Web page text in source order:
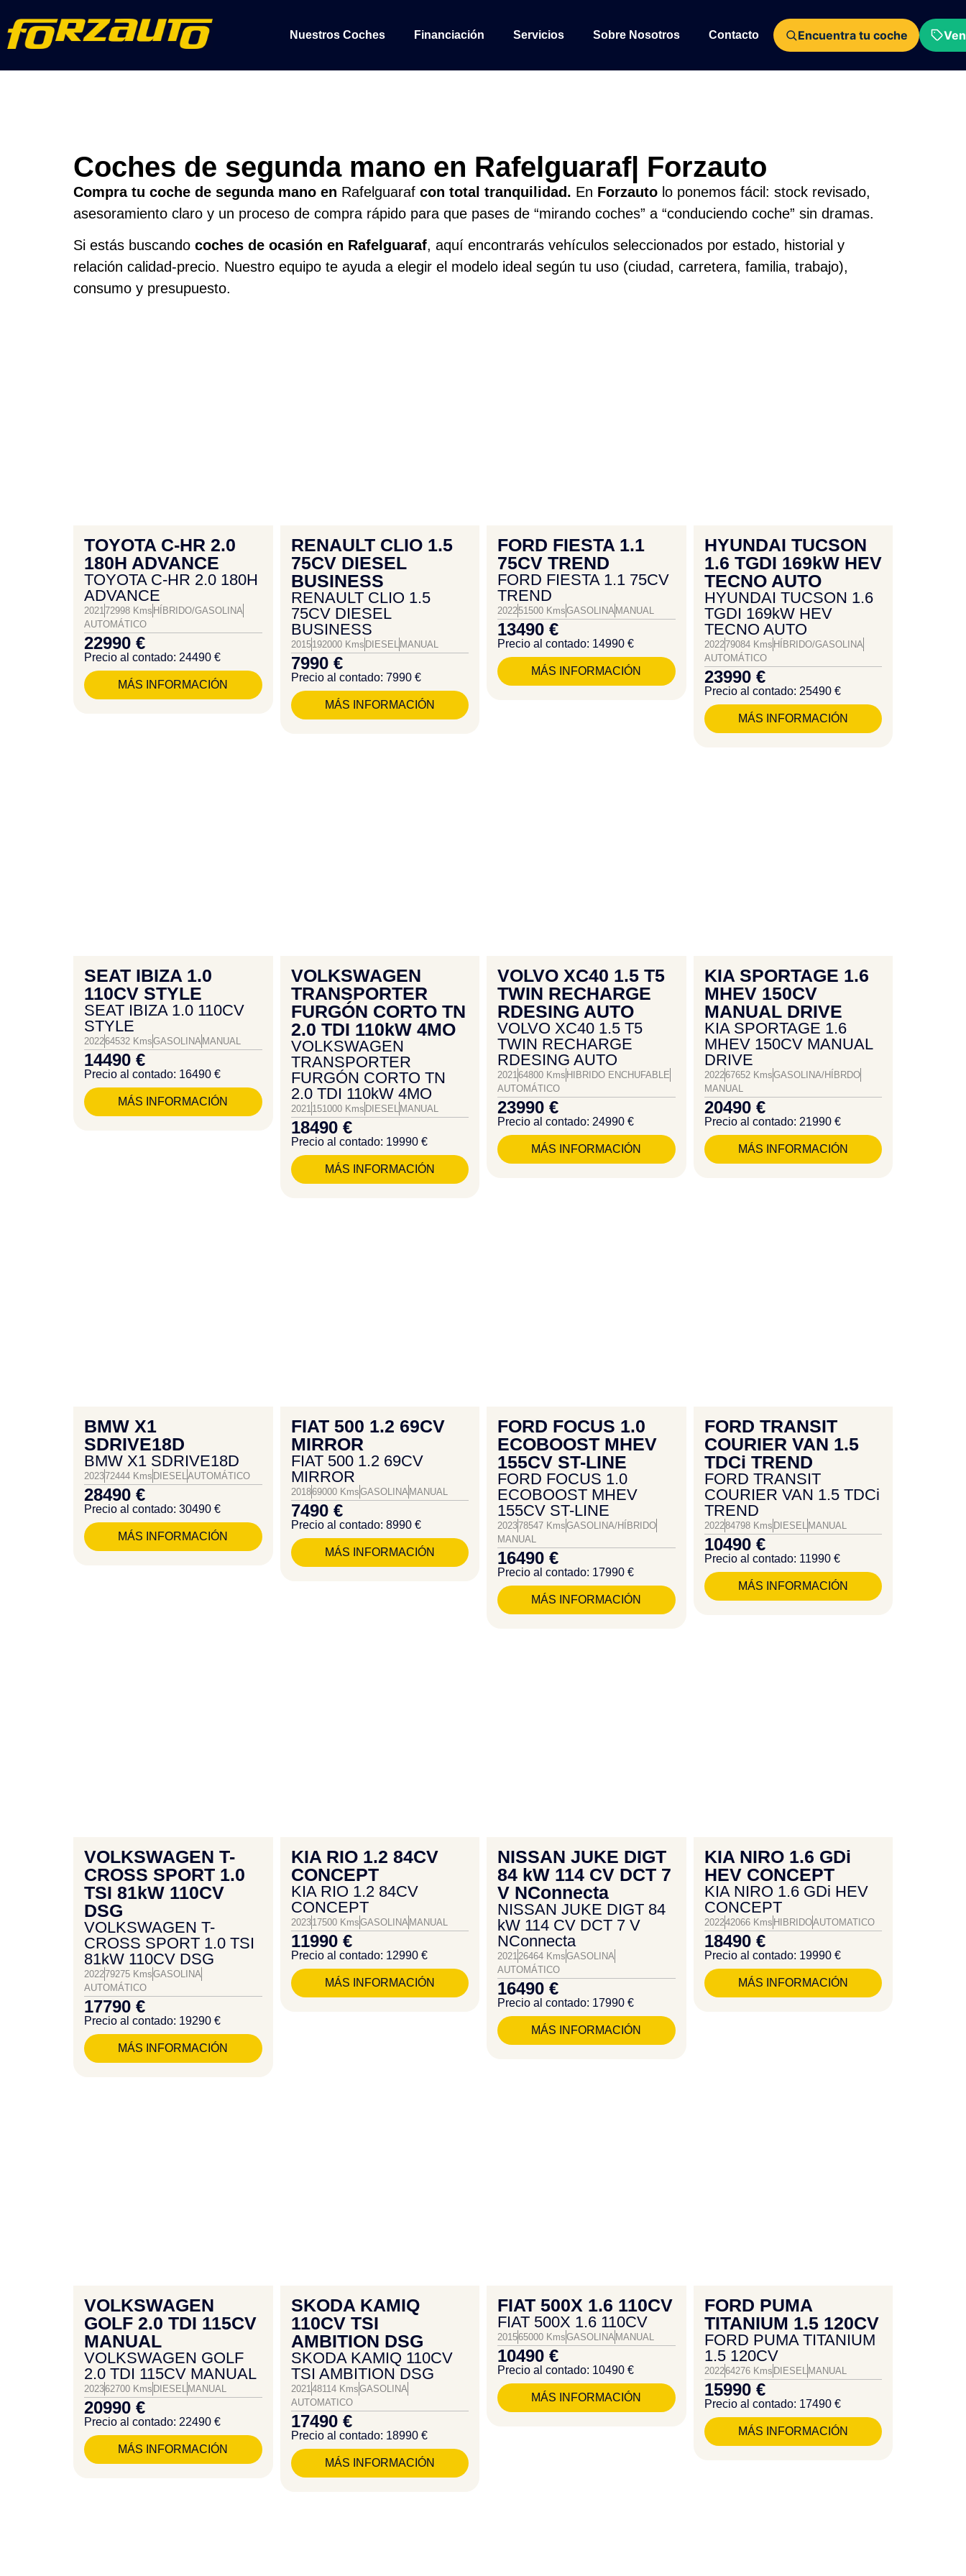
Nuestros Coches Financiación Servicios Sobre Nosotros Contacto Encuentra tu coche
Coches de segunda mano en Rafelguaraf| Forzauto
Compra tu coche de segunda mano en Rafelguaraf con total tranquilidad. En Forzauto lo ponemos fácil: stock revisado,
asesoramiento claro y un proceso de compra rápido para que pases de “mirando coches” a “conduciendo coche” sin dramas.
Si estás buscando coches de ocasión en Rafelguaraf, aquí encontrarás vehículos seleccionados por estado, historial y
relación calidad-precio. Nuestro equipo te ayuda a elegir el modelo ideal según tu uso (ciudad, carretera, familia, trabajo),
consumo y presupuesto.
TOYOTA C-HR 2.0
180H ADVANCE
TOYOTA C-HR 2.0 180H
ADVANCE
2021 72998 Kms HÍBRIDO/GASOLINA
AUTOMÁTICO
22990 €
Precio al contado: 24490 €
MÁS INFORMACIÓN
RENAULT CLIO 1.5
75CV DIESEL
BUSINESS
RENAULT CLIO 1.5
75CV DIESEL
BUSINESS
2015192000 Kms DIESEL MANUAL
7990 €
Precio al contado: 7990 €
MÁS INFORMACIÓN
FORD FIESTA 1.1
75CV TREND
FORD FIESTA 1.1 75CV
TREND
202251500 KmsGASOLINA MANUAL
13490 €
Precio al contado: 14990 €
MÁS INFORMACIÓN
HYUNDAI TUCSON
1.6 TGDI 169kW HEV
TECNO AUTO
HYUNDAI TUCSON 1.6
TGDI 169kW HEV
TECNO AUTO
202279084 Kms HÍBRIDO/GASOLINA
AUTOMÁTICO
23990 €
Precio al contado: 25490 €
MÁS INFORMACIÓN
SEAT IBIZA 1.0
110CV STYLE
SEAT IBIZA 1.0 110CV
STYLE
202264532 KmsGASOLINA MANUAL
14490 €
Precio al contado: 16490 €
MÁS INFORMACIÓN
VOLKSWAGEN
TRANSPORTER
FURGÓN CORTO TN
2.0 TDI 110kW 4MO
VOLKSWAGEN
TRANSPORTER
FURGÓN CORTO TN
2.0 TDI 110kW 4MO
2021 151000 Kms DIESEL MANUAL
18490 €
Precio al contado: 19990 €
MÁS INFORMACIÓN
VOLVO XC40 1.5 T5
TWIN RECHARGE
RDESING AUTO
VOLVO XC40 1.5 T5
TWIN RECHARGE
RDESING AUTO
2021 64800 Kms HIBRIDO ENCHUFABLE
AUTOMÁTICO
23990 €
Precio al contado: 24990 €
MÁS INFORMACIÓN
KIA SPORTAGE 1.6
MHEV 150CV
MANUAL DRIVE
KIA SPORTAGE 1.6
MHEV 150CV MANUAL
DRIVE
202267652 KmsGASOLINA/HÍBRDO
MANUAL
20490 €
Precio al contado: 21990 €
MÁS INFORMACIÓN
BMW X1
SDRIVE18D
BMW X1 SDRIVE18D
202372444 Kms DIESEL AUTOMÁTICO
28490 €
Precio al contado: 30490 €
MÁS INFORMACIÓN
FIAT 500 1.2 69CV
MIRROR
FIAT 500 1.2 69CV
MIRROR
201869000 KmsGASOLINA MANUAL
7490 €
Precio al contado: 8990 €
MÁS INFORMACIÓN
FORD FOCUS 1.0
ECOBOOST MHEV
155CV ST-LINE
FORD FOCUS 1.0
ECOBOOST MHEV
155CV ST-LINE
202378547 KmsGASOLINA/HÍBRIDO
MANUAL
16490 €
Precio al contado: 17990 €
MÁS INFORMACIÓN
FORD TRANSIT
COURIER VAN 1.5
TDCi TREND
FORD TRANSIT
COURIER VAN 1.5 TDCi
TREND
202284798 Kms DIESEL MANUAL
10490 €
Precio al contado: 11990 €
MÁS INFORMACIÓN
VOLKSWAGEN T-
CROSS SPORT 1.0
TSI 81kW 110CV
DSG
VOLKSWAGEN T-
CROSS SPORT 1.0 TSI
81kW 110CV DSG
202279275 KmsGASOLINA
AUTOMÁTICO
17790 €
Precio al contado: 19290 €
MÁS INFORMACIÓN
KIA RIO 1.2 84CV
CONCEPT
KIA RIO 1.2 84CV
CONCEPT
202317500 KmsGASOLINA MANUAL
11990 €
Precio al contado: 12990 €
MÁS INFORMACIÓN
NISSAN JUKE DIGT
84 kW 114 CV DCT 7
V NConnecta
NISSAN JUKE DIGT 84
kW 114 CV DCT 7 V
NConnecta
2021 26464 KmsGASOLINA
AUTOMÁTICO
16490 €
Precio al contado: 17990 €
MÁS INFORMACIÓN
KIA NIRO 1.6 GDi
HEV CONCEPT
KIA NIRO 1.6 GDi HEV
CONCEPT
202242066 Kms HIBRIDOAUTOMATICO
18490 €
Precio al contado: 19990 €
MÁS INFORMACIÓN
VOLKSWAGEN
GOLF 2.0 TDI 115CV
MANUAL
VOLKSWAGEN GOLF
2.0 TDI 115CV MANUAL
202362700 Kms DIESEL MANUAL
20990 €
Precio al contado: 22490 €
MÁS INFORMACIÓN
SKODA KAMIQ
110CV TSI
AMBITION DSG
SKODA KAMIQ 110CV
TSI AMBITION DSG
2021 48114 KmsGASOLINA
AUTOMATICO
17490 €
Precio al contado: 18990 €
MÁS INFORMACIÓN
FIAT 500X 1.6 110CV
FIAT 500X 1.6 110CV
201565000 KmsGASOLINA MANUAL
10490 €
Precio al contado: 10490 €
MÁS INFORMACIÓN
FORD PUMA
TITANIUM 1.5 120CV
FORD PUMA TITANIUM
1.5 120CV
202264276 Kms DIESEL MANUAL
15990 €
Precio al contado: 17490 €
MÁS INFORMACIÓN